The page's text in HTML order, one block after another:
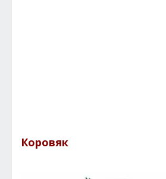
Коровяк